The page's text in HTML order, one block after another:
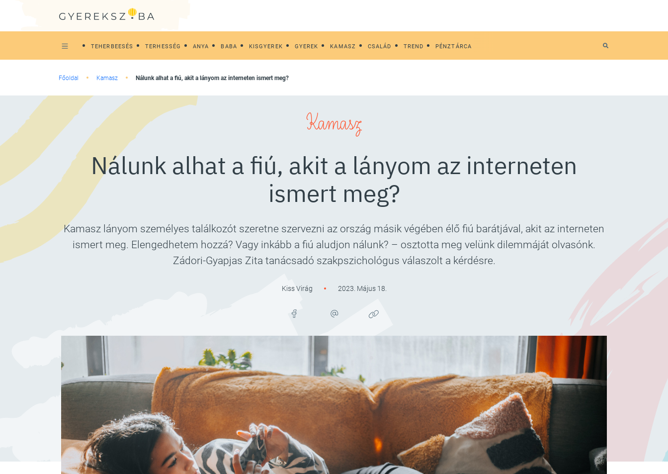
TEHERBEESÉS TERHESSÉG ANYA BABA KISGYEREK GYEREK KAMASZ CSALÁD TREND PÉNZTÁRCA
Főoldal Kamasz Nálunk alhat a fiú, akit a lányom az interneten ismert meg?
Kamasz
Nálunk alhat a fiú, akit a lányom az interneten
ismert meg?
Kamasz lányom személyes találkozót szeretne szervezni az ország másik végében élő fiú barátjával, akit az interneten
ismert meg. Elengedhetem hozzá? Vagy inkább a fiú aludjon nálunk? – osztotta meg velünk dilemmáját olvasónk.
Zádori-Gyapjas Zita tanácsadó szakpszichológus válaszolt a kérdésre.
Kiss Virág 2023. Május 18.